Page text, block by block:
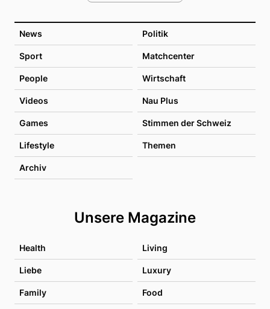
News Politik
Sport Matchcenter
People Wirtschaft
Videos Nau Plus
Games Stimmen der Schweiz
Lifestyle Themen
Archiv
Unsere Magazine
Health Living
Liebe Luxury
Family Food